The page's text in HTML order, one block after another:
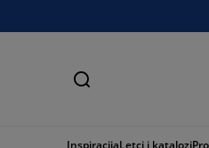
Traži
InspiracijaLetci i katalozi